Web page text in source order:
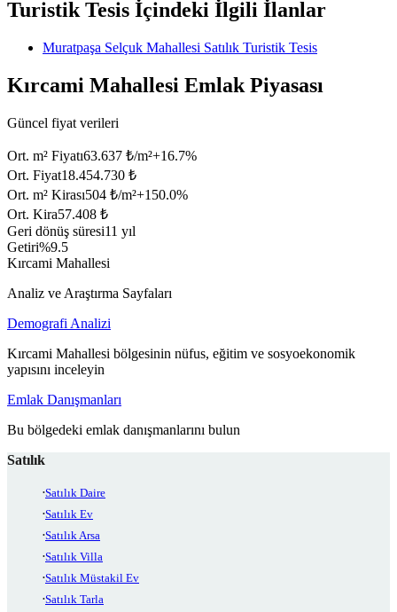
Turistik Tesis İçindeki İlgili İlanlar
Muratpaşa Selçuk Mahallesi Satılık Turistik Tesis
Kırcami Mahallesi Emlak Piyasası
Güncel fiyat verileri
Ort. m² Fiyatı63.637 ₺/m²+16.7%
Ort. Fiyat18.454.730 ₺
Ort. m² Kirası504 ₺/m²+150.0%
Ort. Kira57.408 ₺
Geri dönüş süresi11 yıl
Getiri%9.5
Kırcami Mahallesi
Analiz ve Araştırma Sayfaları
Demografi Analizi
Kırcami Mahallesi bölgesinin nüfus, eğitim ve sosyoekonomik
yapısını inceleyin
Emlak Danışmanları
Bu bölgedeki emlak danışmanlarını bulun
Satılık
Satılık Daire
Satılık Ev
Satılık Arsa
Satılık Villa
Satılık Müstakil Ev
Satılık Tarla